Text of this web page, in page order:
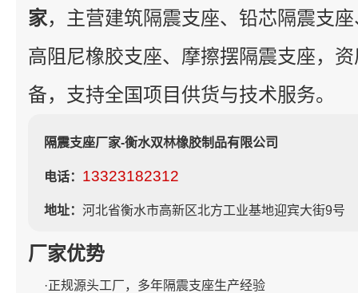
家，主营建筑隔震支座、铅芯隔震支
高阻尼橡胶支座、摩擦摆隔震支座，
备，支持全国项目供货与技术服务。
隔震支座厂家-衡水双林橡胶制品有限公司
电话： 13323182312
地址： 河北省衡水市高新区北方工业基地迎宾大街9号
厂家优势
·正规源头工厂，多年隔震支座生产经验